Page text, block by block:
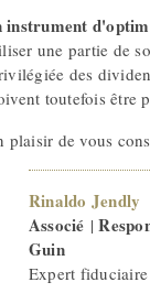
instrument
une partie de
des
toutefois
plaisir de vous
Rinaldo Jendly
Associé |
Guin
Expert